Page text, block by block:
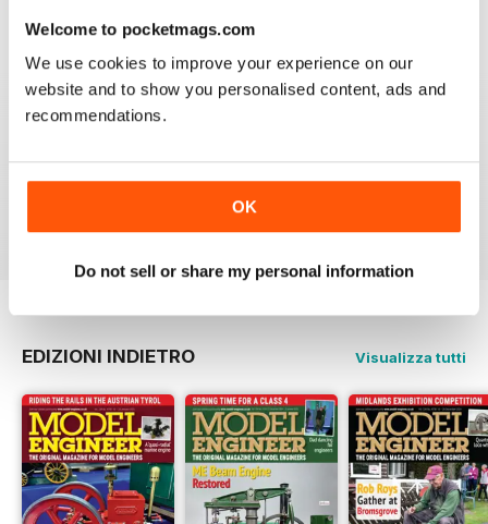
Welcome to pocketmags.com
We use cookies to improve your experience on our
website and to show you personalised content, ads and
recommendations.
OK
Do not sell or share my personal information
MODEL ENGINEER
to digital and all is well here in Sydney
thank you.
EDIZIONI INDIETRO Visualizza tutti